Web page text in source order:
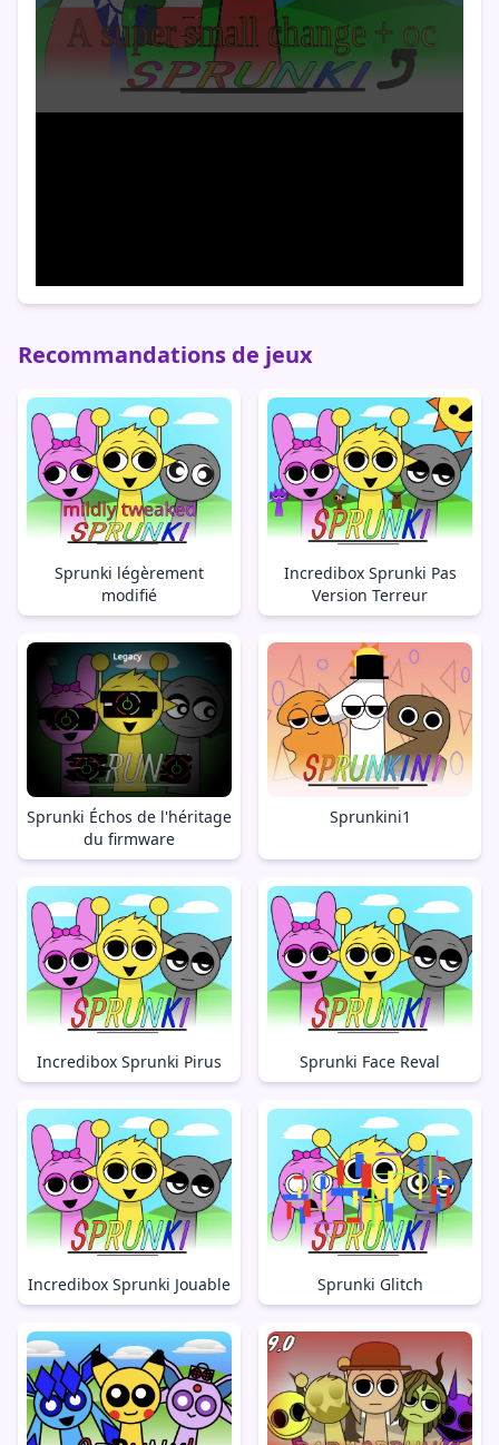
Recommandations de jeux
Sprunki légèrement
modifié
Incredibox Sprunki Pas
Version Terreur
Sprunki Échos de l'héritage
du firmware
Sprunkini1
Incredibox Sprunki Pirus Sprunki Face Reval
Incredibox Sprunki Jouable Sprunki Glitch